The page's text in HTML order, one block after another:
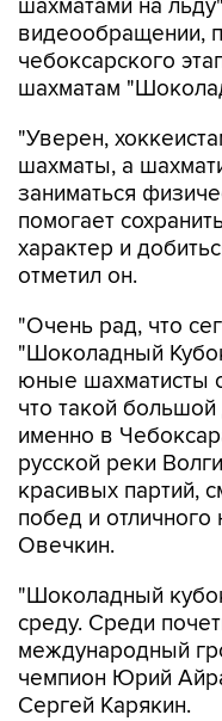
шахматами на
видеообращении,
чебоксарского
шахматам
"Уверен,
шахматы, а
заниматься
помогает
характер и
отметил он.
"Очень рад, что
"Шоколадный
юные шахматисты
что такой большой
именно в
русской реки
красивых партий,
побед и отличного
Овечкин.
"Шоколадный
среду. Среди
международный
чемпион Юрий
Сергей Карякин.